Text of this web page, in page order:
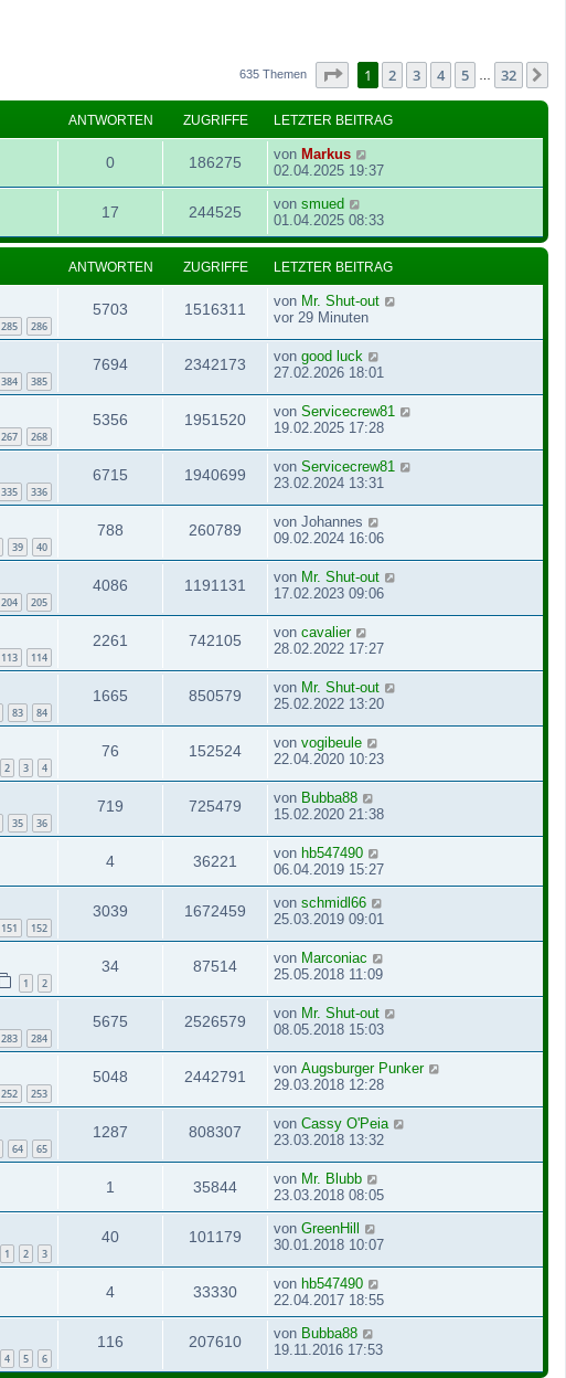
635 Themen Seite von32
1 2 3 4 5 32
ANTWORTEN ZUGRIFFE LETZTER BEITRAG
0 186275 von Markus
02.04.2025 19:37
17 244525 von smued
01.04.2025 08:33
ANTWORTEN ZUGRIFFE LETZTER BEITRAG
285 286
5703 1516311 von Mr. Shut-out
vor 29 Minuten
384 385
7694 2342173 von good luck
27.02.2026 18:01
267 268
5356 1951520 von Servicecrew81
19.02.2025 17:28
335 336
6715 1940699 von Servicecrew81
23.02.2024 13:31
39 40
788 260789 von Johannes
09.02.2024 16:06
204 205
4086 1191131 von Mr. Shut-out
17.02.2023 09:06
113 114
2261 742105 von cavalier
28.02.2022 17:27
83 84
1665 850579 von Mr. Shut-out
25.02.2022 13:20
2 3 4
76 152524 von vogibeule
22.04.2020 10:23
35 36
719 725479 von Bubba88
15.02.2020 21:38
4 36221 von hb547490
06.04.2019 15:27
151 152
3039 1672459 von schmidl66
25.03.2019 09:01
1 2
34 87514 von Marconiac
25.05.2018 11:09
283 284
5675 2526579 von Mr. Shut-out
08.05.2018 15:03
252 253
5048 2442791 von Augsburger Punker
29.03.2018 12:28
64 65
1287 808307 von Cassy O'Peia
23.03.2018 13:32
1 35844 von Mr. Blubb
23.03.2018 08:05
1 2 3
40 101179 von GreenHill
30.01.2018 10:07
4 33330 von hb547490
22.04.2017 18:55
4 5 6
116 207610 von Bubba88
19.11.2016 17:53